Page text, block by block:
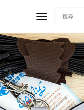
toggle